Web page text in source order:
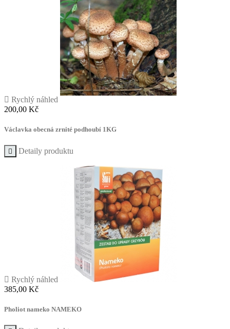
 Rychlý náhled
Cena
200,00 Kč
Václavka obecná zrnité podhoubí 1KG
 Detaily produktu
 Rychlý náhled
Cena
385,00 Kč
Pholiot nameko NAMEKO